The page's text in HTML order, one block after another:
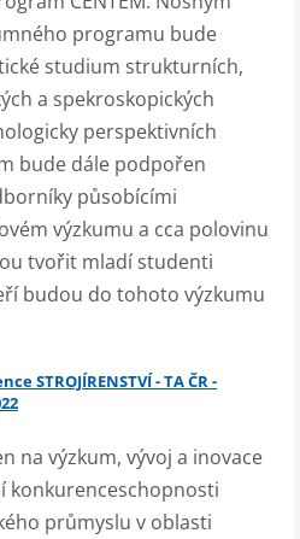
programu bude
studium strukturních,
a spekroskopických
perspektivních
bude dále podpořen
působícími
výzkumu a cca polovinu
tvořit mladí studenti
budou do tohoto výzkumu
STROJÍRENSTVÍ - TA ČR -
na výzkum, vývoj a inovace
konkurenceschopnosti
průmyslu v oblasti